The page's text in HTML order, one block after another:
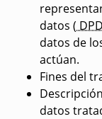
datos ( DPD
datos de
actúan.
Fines del
datos